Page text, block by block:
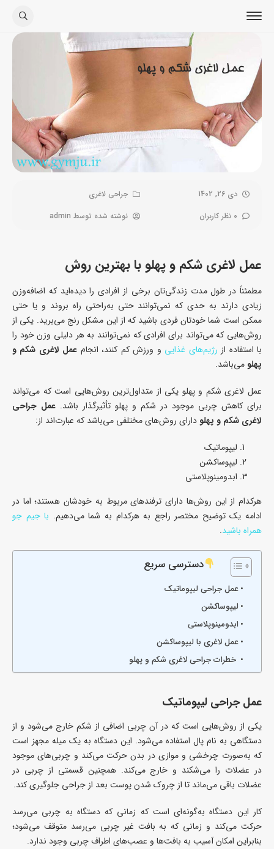
دی 26, 1402
جراحی لاغری
0 نظر کاربران
نوشته شده توسط admin
عمل لاغری شکم و پهلو با بهترین روش
مطمئناً در طول مدت زندگی‌تان برخی از افرادی را دیده‌اید که اضافه‌وزن
زیادی دارند به حدی که نمی‌توانند حتی به‌راحتی راه بروند و یا حتی
ممکن است شما خودتان فردی باشید که از این مشکل رنج می‌برید. یکی از
روش‌هایی که می‌تواند برای افرادی که نمی‌توانند به هر دلیلی وزن خود را
با استفاده از رژیم‌های غذایی و ورزش کم کنند، انجام عمل لاغری شکم و
پهلومی‌باشد.
عمل لاغری شکم و پهلو یکی از متداول‌ترین روش‌هایی است که می‌تواند
برای کاهش چربی موجود در شکم و پهلو تأثیرگذار باشد. عمل جراحی
لاغری شکم و پهلودارای روش‌های مختلفی می‌باشد که عبارت‌اند از:
لیپوماتیک
لیپوساکشن
ابدومینوپلاستی
هرکدام از این روش‌ها دارای ترفندهای مربوط به خودشان هستند؛ اما در
ادامه یک توضیح مختصر راجع به هرکدام به شما می‌دهیم. با جیم جو
همراه باشید.
دسترسی سریع
عمل جراحی لیپوماتیک
لیپوساکشن
ابدومینوپلاستی
عمل لاغری با لیپوساکشن
خطرات جراحی لاغری شکم و پهلو
عمل جراحی لیپوماتیک
یکی از روش‌هایی است که در آن چربی اضافی از شکم خارج می‌شود و از
دستگاهی به نام پال استفاده می‌شود. این دستگاه به یک میله مجهز است
که به‌صورت چرخشی و موازی در بدن حرکت می‌کند و چربی‌های موجود
در عضلات را می‌شکند و خارج می‌کند. همچنین قسمتی از چربی در
عضلات باقی می‌ماند تا از چروک شدن پوست بعد از جراحی جلوگیری کند.
کار این دستگاه به‌گونه‌ای است که زمانی که دستگاه به چربی می‌رسد
حرکت می‌کند و زمانی که به بافت غیر چربی می‌رسد متوقف می‌شود؛
بنابراین امکان آسیب به بافت‌ها و عصب‌های اطراف چربی وجود ندارد.